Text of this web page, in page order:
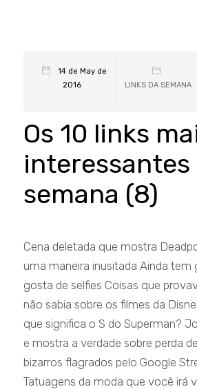
14 de May de
2016
LINKS DA SEMANA
Os 10 links
interessantes
semana (8)
Cena deletada que mostra
uma maneira inusitada Ainda tem
gosta de selfies Coisas que
não sabia sobre os filmes da
que significa o S do Superman?
e mostra a verdade sobre perda
bizarros flagrados pelo Google
Tatuagens da moda que você irá